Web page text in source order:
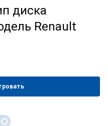
диска
Renault